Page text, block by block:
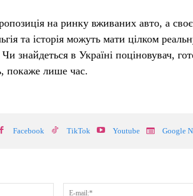
на ринку вживаних авто, а
та історія можуть мати цілком
знайдеться в Україні поціновувач,
покаже лише час.
Facebook TikTok Youtube Google
Ім'я:*